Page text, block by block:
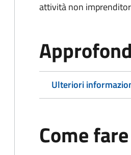
attività non
Ulteriori
Come fare